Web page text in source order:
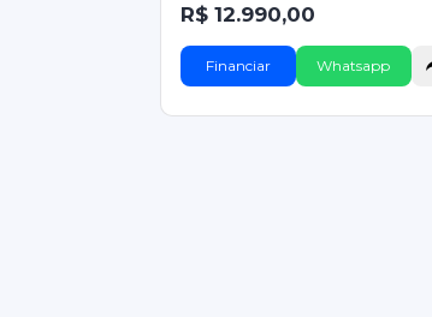
R$ 12.990,00
Financiar Whatsapp